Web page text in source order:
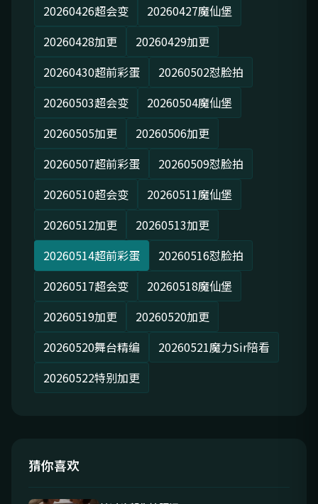
20260426超会变
20260427魔仙堡
20260428加更
20260429加更
20260430超前彩蛋
20260502怼脸拍
20260503超会变
20260504魔仙堡
20260505加更
20260506加更
20260507超前彩蛋
20260509怼脸拍
20260510超会变
20260511魔仙堡
20260512加更
20260513加更
20260514超前彩蛋
20260516怼脸拍
20260517超会变
20260518魔仙堡
20260519加更
20260520加更
20260520舞台精编
20260521魔力Sir陪看
20260522特别加更
猜你喜欢